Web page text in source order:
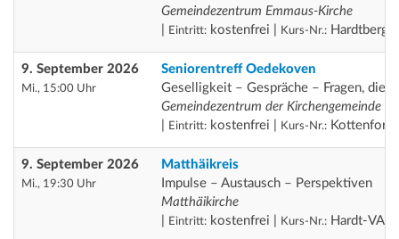
Gemeindezentrum Emmaus-Kirche
Eintritt: kostenfrei | Kurs-Nr.: Hardtberg
9. September 2026
Mi., 15:00 Uhr
Seniorentreff Oedekoven
Geselligkeit – Gespräche – Fragen, die
Gemeindezentrum der Kirchengemeinde
Eintritt: kostenfrei | Kurs-Nr.: Kottenforst
9. September 2026
Mi., 19:30 Uhr
Matthäikreis
Impulse – Austausch – Perspektiven
Matthäikirche
Eintritt: kostenfrei | Kurs-Nr.: Hardt-VA